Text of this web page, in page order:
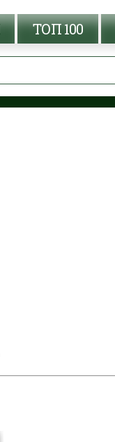
ТОП 100